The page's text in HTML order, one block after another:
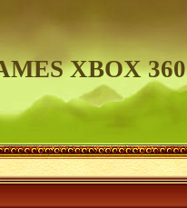
XBOX 360